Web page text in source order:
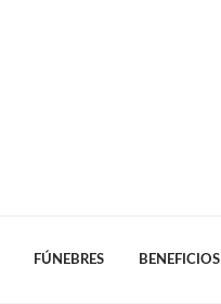
FÚNEBRES BENEFICIOS